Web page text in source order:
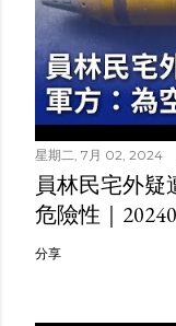
星期二, 7月 02, 2024
員林民宅外
危險性｜
分享